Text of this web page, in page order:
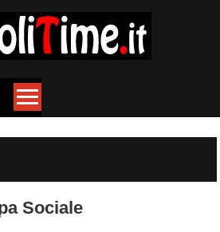
Sociale